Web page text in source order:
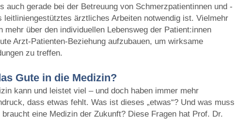
auch gerade bei der Betreuung von Schmerzpatientinnen und -
leitliniengestütztes ärztliches Arbeiten notwendig ist. Vielmehr
mehr über den individuellen Lebensweg der Patient:innen
Arzt-Patienten-Beziehung aufzubauen, um wirksame
zu treffen.
Gute in die Medizin?
kann und leistet viel – und doch haben immer mehr
dass etwas fehlt. Was ist dieses „etwas“? Und was muss
eine Medizin der Zukunft? Diese Fragen hat Prof. Dr.